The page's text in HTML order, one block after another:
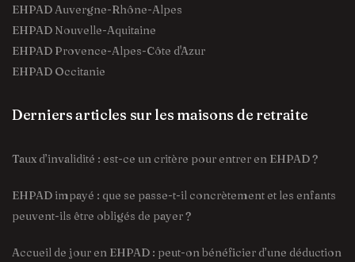
EHPAD Auvergne-Rhône-Alpes
EHPAD Nouvelle-Aquitaine
EHPAD Provence-Alpes-Côte d'Azur
EHPAD Occitanie
Derniers articles sur les maisons de retraite
Taux d’invalidité : est-ce un critère pour entrer en EHPAD ?
EHPAD impayé : que se passe-t-il concrètement et les enfants
peuvent-ils être obligés de payer ?
Accueil de jour en EHPAD : peut-on bénéficier d’une déduction